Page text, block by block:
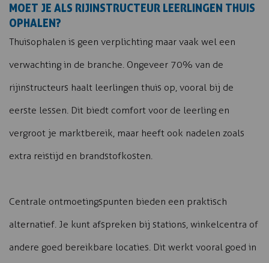
MOET JE ALS RIJINSTRUCTEUR LEERLINGEN THUIS
OPHALEN?
Thuisophalen is geen verplichting maar vaak wel een
verwachting in de branche. Ongeveer 70% van de
rijinstructeurs haalt leerlingen thuis op, vooral bij de
eerste lessen. Dit biedt comfort voor de leerling en
vergroot je marktbereik, maar heeft ook nadelen zoals
extra reistijd en brandstofkosten.
Centrale ontmoetingspunten bieden een praktisch
alternatief. Je kunt afspreken bij stations, winkelcentra of
andere goed bereikbare locaties. Dit werkt vooral goed in